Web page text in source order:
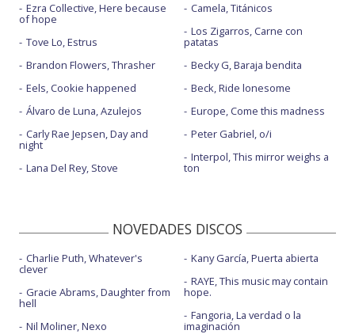
Ezra Collective, Here because
of hope
Tove Lo, Estrus
Brandon Flowers, Thrasher
Eels, Cookie happened
Álvaro de Luna, Azulejos
Carly Rae Jepsen, Day and
night
Lana Del Rey, Stove
Camela, Titánicos
Los Zigarros, Carne con
patatas
Becky G, Baraja bendita
Beck, Ride lonesome
Europe, Come this madness
Peter Gabriel, o/i
Interpol, This mirror weighs a
ton
NOVEDADES DISCOS
Charlie Puth, Whatever's
clever
Gracie Abrams, Daughter from
hell
Nil Moliner, Nexo
Kany García, Puerta abierta
RAYE, This music may contain
hope.
Fangoria, La verdad o la
imaginación